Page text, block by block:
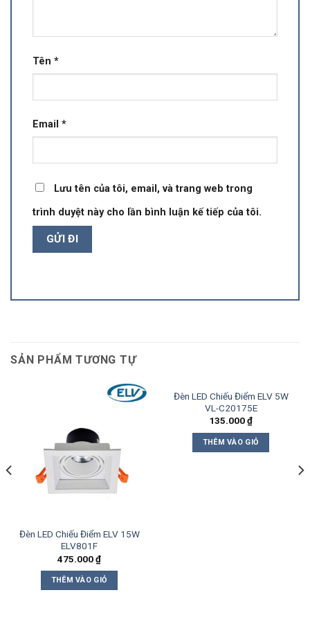
Tên *
Email *
Lưu tên của tôi, email, và trang web trong
trình duyệt này cho lần bình luận kế tiếp của tôi.
SẢN PHẨM TƯƠNG TỰ
Đèn LED Chiếu Điểm ELV 15W
ELV801F
475.000₫
THÊM VÀO GIỎ
Đèn LED Chiếu Điểm ELV 5W
VL-C20175E
135.000₫
THÊM VÀO GIỎ